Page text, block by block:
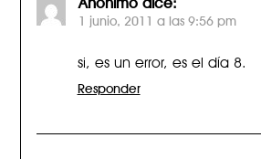
1 junio, 2011 a las 9:56 pm
si, es un error, es el día 8.
Responder